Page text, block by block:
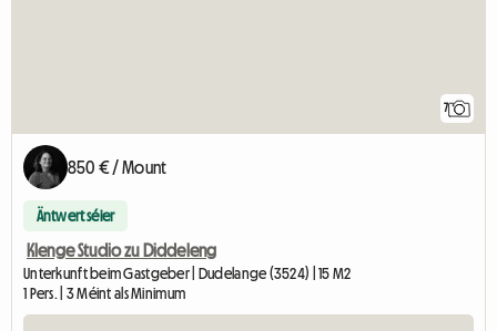
7
850 € / Mount
Äntwert séier
Klenge Studio zu Diddeleng
Unterkunft beim Gastgeber | Dudelange (3524) | 15 M2
1 Pers. | 3 Méint als Minimum